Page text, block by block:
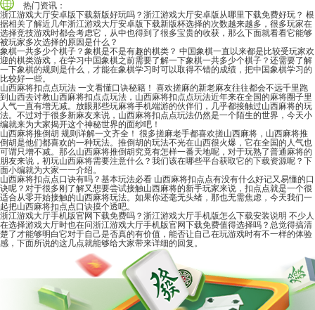
热门资讯：
浙江游戏大厅安卓版下载新版好玩吗？浙江游戏大厅安卓版从哪里下载免费好玩？ 根
据相关了解近几年浙江游戏大厅安卓版下载新版杯选择的次数越来越多，很多玩家在
选择竞技游戏时都会考虑它，从中也得到了很多宝贵的收获，那么下面就看看它能够
被玩家多次选择的原因是什么？
象棋一共多少个棋子？象棋是不是有趣的棋类？ 中国象棋一直以来都是比较受玩家欢
迎的棋类游戏，在学习中国象棋之前需要了解一下象棋一共多少个棋子？还需要了解
一下象棋的规则是什么，才能在象棋学习时可以取得不错的成绩，把中国象棋学习的
比较好一些。
山西麻将扣点点玩法 一文看懂口诀秘籍！ 喜欢搓麻的新老麻友往往都会不远千里跑
到山西去讨教山西麻将扣点点玩法，山西麻将扣点点玩法近年来在全国的麻将圈子里
人气一直有增无减。放眼那些玩麻将手机端游的伙伴们，几乎都接触过山西麻将的玩
法。不过对于很多新麻友来说，山西麻将扣点点玩法仍然是一个陌生的世界，今天小
编就来为大家揭开这个神秘世界的面纱吧！
山西麻将推倒胡 规则详解一文齐全！ 很多搓麻老手都喜欢搓山西麻将，山西麻将推
倒胡是他们都喜欢的一种玩法。推倒胡的玩法不光在山西很火爆，它在全国的人气也
可谓只增不减。那么山西麻将推倒胡究竟有怎样一番天地呢，对于玩熟了普通麻将的
朋友来说，初玩山西麻将需要注意什么？我们该在哪些平台获取它的下载资源呢？下
面小编就为大家一一介绍。
山西麻将扣点点口诀有吗？基本玩法必看 山西麻将扣点点有没有什么好记又易懂的口
诀呢？对于很多刚了解又想要尝试接触山西麻将的新手玩家来说，扣点点就是一个很
适合从零开始接触的山西麻将玩法。如果你还毫无头绪，那也无需焦虑，今天我们一
起把山西麻将扣点点口诀摸个透吧。
浙江游戏大厅手机版官网下载免费吗？浙江游戏大厅手机版怎么下载安装说明 不少人
在选择游戏大厅时也在问浙江游戏大厅手机版官网下载免费值得选择吗？总觉得搞清
楚了才能够明白它对于自己是否真的有价值，能否让自己在玩游戏时有不一样的体验
感，下面所说的这几点就能够给大家带来详细的回复。